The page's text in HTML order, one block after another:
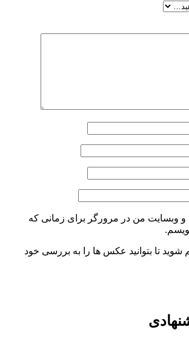
و وبسایت من در مرورگر برای زمانی که
شوید تا بتوانید عکس ها را به بررسی خود